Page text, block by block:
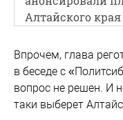
Алтайского
Впрочем, глава
в беседе с
вопрос не решен. И
таки выберет